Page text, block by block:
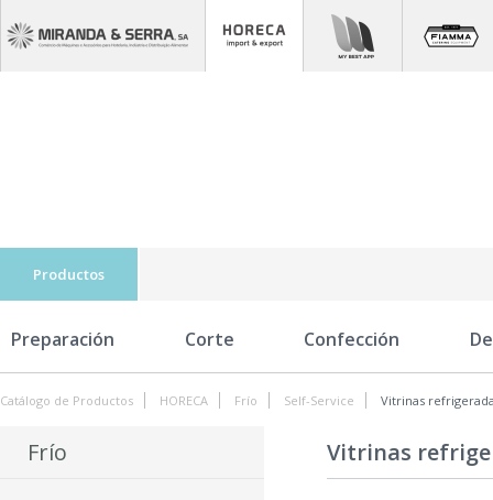
Productos
Preparación Corte Confección
Catálogo de Productos HORECA Frío Self-Service Vitrinas
Frío Vitrinas